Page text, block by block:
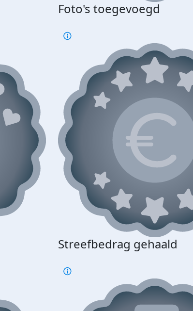
Foto's toegevoegd
Streefbedrag gehaald